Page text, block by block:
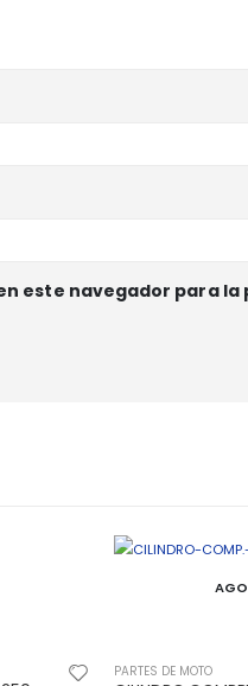
este navegador para la
PARTES DE MOTO